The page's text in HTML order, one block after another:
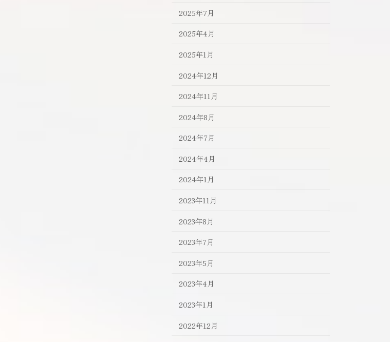
2025年7月
2025年4月
2025年1月
2024年12月
2024年11月
2024年8月
2024年7月
2024年4月
2024年1月
2023年11月
2023年8月
2023年7月
2023年5月
2023年4月
2023年1月
2022年12月